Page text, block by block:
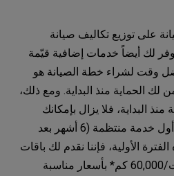
على توزيع تكاليف صيانة
لك أيضاً خدمات إضافية قيّمة
وقت لشراء خطة الصيانة هو
الحماية منذ البداية. ومع ذلك،
البداية، فلا يزال بإمكانك
الاشتراك في أي وقت قبل أول خدمة منتظمة (6 أشهر بعد
الأولية، فإننا نقدم لك باقات
رعاية الصيانة حتى 3 سنوات/60,000 كم* بأسعار مناسبة